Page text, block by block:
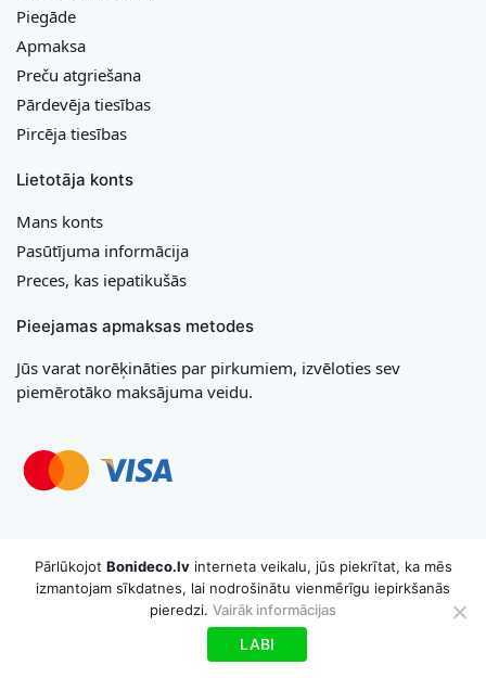
Uz grozu
Piegāde
Apmaksa
Preču atgriešana
Pārdevēja tiesības
Pircēja tiesības
Lietotāja konts
Mans konts
Pasūtījuma informācija
Preces, kas iepatikušās
Pieejamas apmaksas metodes
Jūs varat norēķināties par pirkumiem, izvēloties sev
piemērotāko maksājuma veidu.
Pārlūkojot Bonideco.lvinterneta veikalu, jūs piekrītat, ka mēs
izmantojam sīkdatnes, lai nodrošinātu vienmērīgu iepirkšanās
pieredzi. Vairāk informācijas
LABI